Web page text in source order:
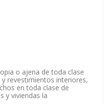
o ajena de toda clase
revestimientos interiores,
en toda clase de
y viviendas la